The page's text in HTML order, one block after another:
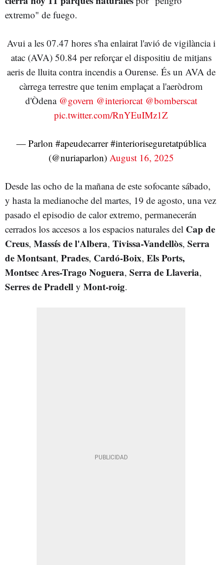
extremo" de fuego.
Avui a les 07.47 hores s'ha enlairat l'avió de vigilància i
atac (AVA) 50.84 per reforçar el dispositiu de mitjans
aeris de lluita contra incendis a Ourense. És un AVA de
càrrega terrestre que tenim emplaçat a l'aeròdrom
d'Òdena @govern @interiorcat @bomberscat
pic.twitter.com/RnYEuIMz1Z
— Parlon #apeudecarrer #interioriseguretatpública
(@nuriaparlon) August 16, 2025
Desde las ocho de la mañana de este sofocante sábado,
y hasta la medianoche del martes, 19 de agosto, una vez
pasado el episodio de calor extremo, permanecerán
cerrados los accesos a los espacios naturales del Cap de
Creus, Massís de l'Albera, Tivissa-Vandellòs, Serra
de Montsant, Prades, Cardó-Boix, Els Ports,
Montsec Ares-Trago Noguera, Serra de Llaveria,
Serres de Pradell y Mont-roig.